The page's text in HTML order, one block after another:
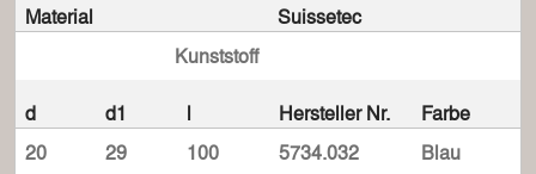
Material
Kunststoff
Suissetec
d d1 l Hersteller Nr.
Farbe
20
29 100 5734.032 Blau